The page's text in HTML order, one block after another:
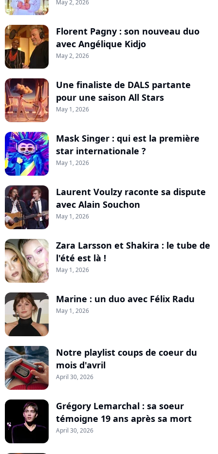
May 2, 2026
Florent Pagny : son nouveau duo
avec Angélique Kidjo
May 2, 2026
Une finaliste de DALS partante
pour une saison All Stars
May 1, 2026
Mask Singer : qui est la première
star internationale ?
May 1, 2026
Laurent Voulzy raconte sa dispute
avec Alain Souchon
May 1, 2026
Zara Larsson et Shakira : le tube de
l'été est là !
May 1, 2026
Marine : un duo avec Félix Radu
May 1, 2026
Notre playlist coups de coeur du
mois d'avril
April 30, 2026
Grégory Lemarchal : sa soeur
témoigne 19 ans après sa mort
April 30, 2026